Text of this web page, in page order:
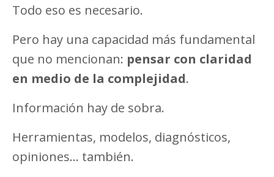
Todo eso es necesario.
Pero hay una capacidad más fundamental
que no mencionan: pensar con claridad
en medio de la complejidad.
Información hay de sobra.
Herramientas, modelos, diagnósticos,
opiniones… también.